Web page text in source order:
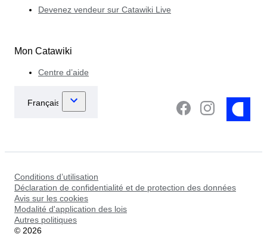
Devenez vendeur sur Catawiki Live
Mon Catawiki
Centre d’aide
Conditions d’utilisation
Déclaration de confidentialité et de protection des données
Avis sur les cookies
Modalité d'application des lois
Autres politiques
© 2026